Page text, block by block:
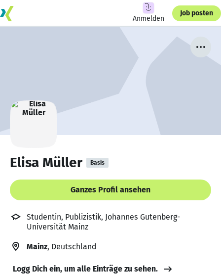
Anmelden
Job posten
Elisa Müller Basis
Ganzes Profil ansehen
Studentin, Publizistik, Johannes Gutenberg-
Universität Mainz
Mainz, Deutschland
Logg Dich ein, um alle Einträge zu sehen.